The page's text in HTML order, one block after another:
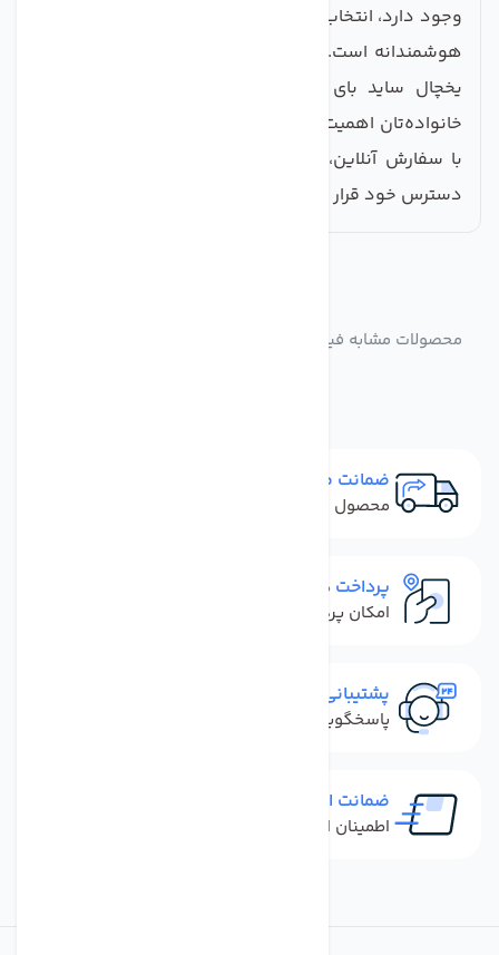
وجود دارد، انتخاب یک فیلتر با کیفیت این‌چنینی تصمیمی
هوشمندانه است. اکنون زمان آن است که با خرید فیلتر
یخچال ساید بای ساید سامسونگ، به سلامت خود و
خانواده‌تان اهمیت دهید. این فرصت را از دست ندهید و
با سفارش آنلاین، آب شیرین و باکیفیت را به راحتی در
دسترس خود قرار دهید.
محصولات مشابه فیلتر یخچال ساید بای ساید لیوانی ( داخلی )
ضمانت مرجوعی
محصول نباید آسیب دیده باشد
پرداخت در محل
امکان پرداخت کل فاکتور در محل
پشتیبانی سریع
پاسخگویی سریع به تماس‌ها و پیام‌ها
ضمانت اصل بودن کالا
اطمینان از خرید کالای اورجینال